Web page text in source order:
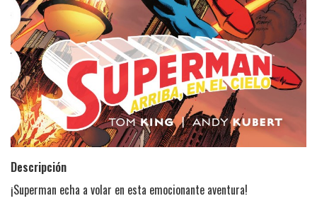
Descripción
¡Superman echa a volar en esta emocionante aventura!